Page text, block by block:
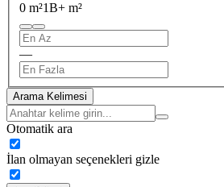
0 m²1B+ m²
—
Arama Kelimesi
Otomatik ara
İlan olmayan seçenekleri gizle